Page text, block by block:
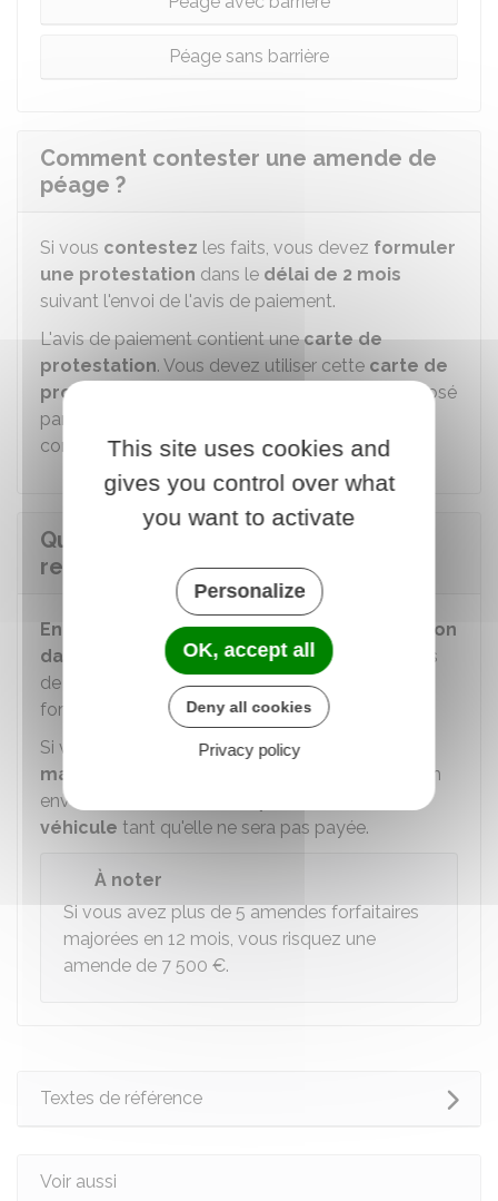
Péage sans barrière
Comment contester une amende de
péage ?
Si vous contestez les faits, vous devez formuler
une protestation dans le délai de 2 mois
suivant l'envoi de l'avis de paiement.
L'avis de paiement contient unecarte de
protestation. Vous devez utiliser cette carte de
protestation
ou le modèle dématérialisé proposé
par l'exploitant. Joignez les
correspondant à votre situation.
Quelle majoration si l'on paye avec
retard une amende de péage ?
En l'absence de paiement ou de protestation
dans le délai de 2 moissuivant l'envoi de l'avis
de paiement, vous devez payer une amende
forfaitaire
majoréede375 €.
Si vous ne payez pas l'amende forfaitaire
majorée
à partir de son
envoi, l'administration
véhicule tant qu'elle ne sera pas payée.
À noter
Si vous avez plus de 5 amendes forfaitaires
majorées en 12 mois, vous risquez une
amende de 7 500 €.
Textes de référence
Voir aussi
This site uses cookies and
gives you control over what
you want to activate
Personalize
OK, accept all
Deny all cookies
Privacy policy